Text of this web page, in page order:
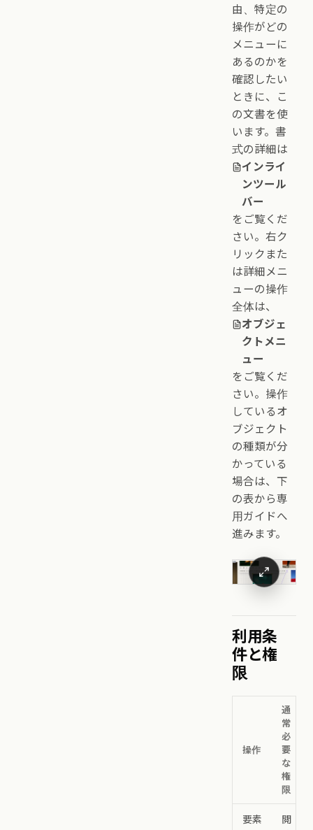
由、特定の
操作がどの
メニューに
あるのかを
確認したい
ときに、こ
の文書を使
います。書
式の詳細は
インライ
ンツール
バー
をご覧くだ
さい。右ク
リックまた
は詳細メニ
ューの操作
全体は、
オブジェ
クトメニ
ュー
をご覧くだ
さい。操作
しているオ
ブジェクト
の種類が分
かっている
場合は、下
の表から専
用ガイドへ
進みます。
利用条
件と権
限
操作
通
常
必
要
な
権
限
要素
閲